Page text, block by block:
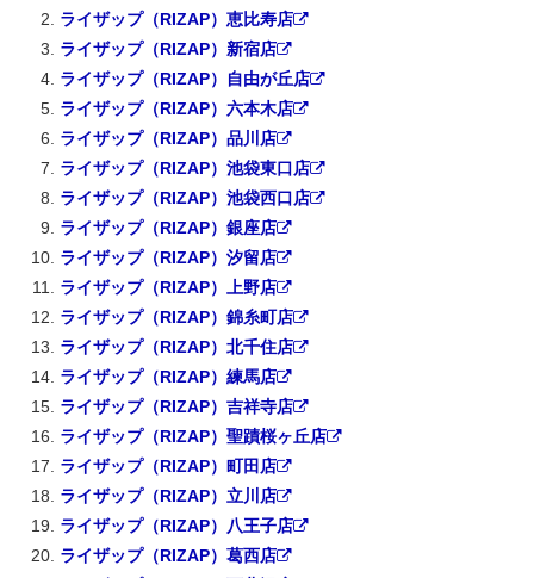
ライザップ（RIZAP）恵比寿店
ライザップ（RIZAP）新宿店
ライザップ（RIZAP）自由が丘店
ライザップ（RIZAP）六本木店
ライザップ（RIZAP）品川店
ライザップ（RIZAP）池袋東口店
ライザップ（RIZAP）池袋西口店
ライザップ（RIZAP）銀座店
ライザップ（RIZAP）汐留店
ライザップ（RIZAP）上野店
ライザップ（RIZAP）錦糸町店
ライザップ（RIZAP）北千住店
ライザップ（RIZAP）練馬店
ライザップ（RIZAP）吉祥寺店
ライザップ（RIZAP）聖蹟桜ヶ丘店
ライザップ（RIZAP）町田店
ライザップ（RIZAP）立川店
ライザップ（RIZAP）八王子店
ライザップ（RIZAP）葛西店